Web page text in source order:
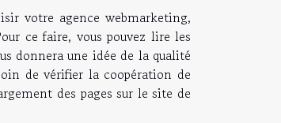
votre agence webmarketing,
ce faire, vous pouvez lire les
donnera une idée de la qualité
de vérifier la coopération de
des pages sur le site de